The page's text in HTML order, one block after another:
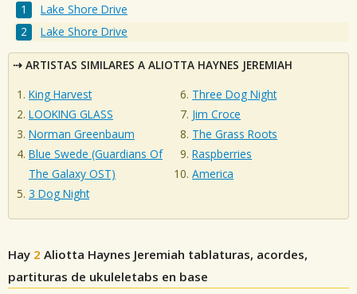
Lake Shore Drive
Lake Shore Drive
ARTISTAS SIMILARES A ALIOTTA HAYNES JEREMIAH
King Harvest
LOOKING GLASS
Norman Greenbaum
Blue Swede (Guardians Of
The Galaxy OST)
3 Dog Night
Three Dog Night
Jim Croce
The Grass Roots
Raspberries
America
Hay 2 Aliotta Haynes Jeremiah tablaturas, acordes,
partituras de ukuleletabs en base